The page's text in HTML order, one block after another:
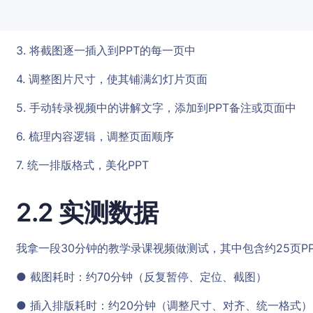
3. 将截图逐一插入到PPT的每一页中
4. 调整图片尺寸，使其铺满幻灯片页面
5. 手动转录视频中的讲解文字，添加到PPT备注或页面中
6. 梳理内容逻辑，调整页面顺序
7. 统一排版格式，美化PPT
2.2 实测数据
我拿一段30分钟的教学录课视频做测试，其中包含约25页
● 截图耗时：约70分钟（反复暂停、定位、截图）
● 插入排版耗时：约20分钟（调整尺寸、对齐、统一格式）